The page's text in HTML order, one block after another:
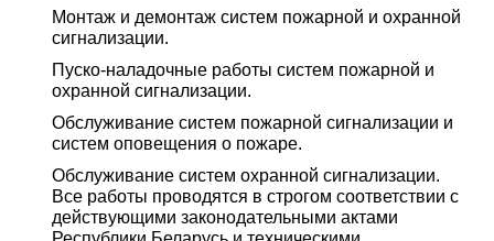
Монтаж и демонтаж систем пожарной и охранной
сигнализации.
Пуско-наладочные работы систем пожарной и
охранной сигнализации.
Обслуживание систем пожарной сигнализации и
систем оповещения о пожаре.
Обслуживание систем охранной сигнализации.
Все работы проводятся в строгом соответствии с
действующими законодательными актами